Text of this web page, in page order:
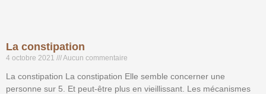
La constipation
4 octobre 2021 Aucun commentaire
La constipation La constipation Elle semble concerner une
personne sur 5. Et peut-être plus en vieillissant. Les mécanismes